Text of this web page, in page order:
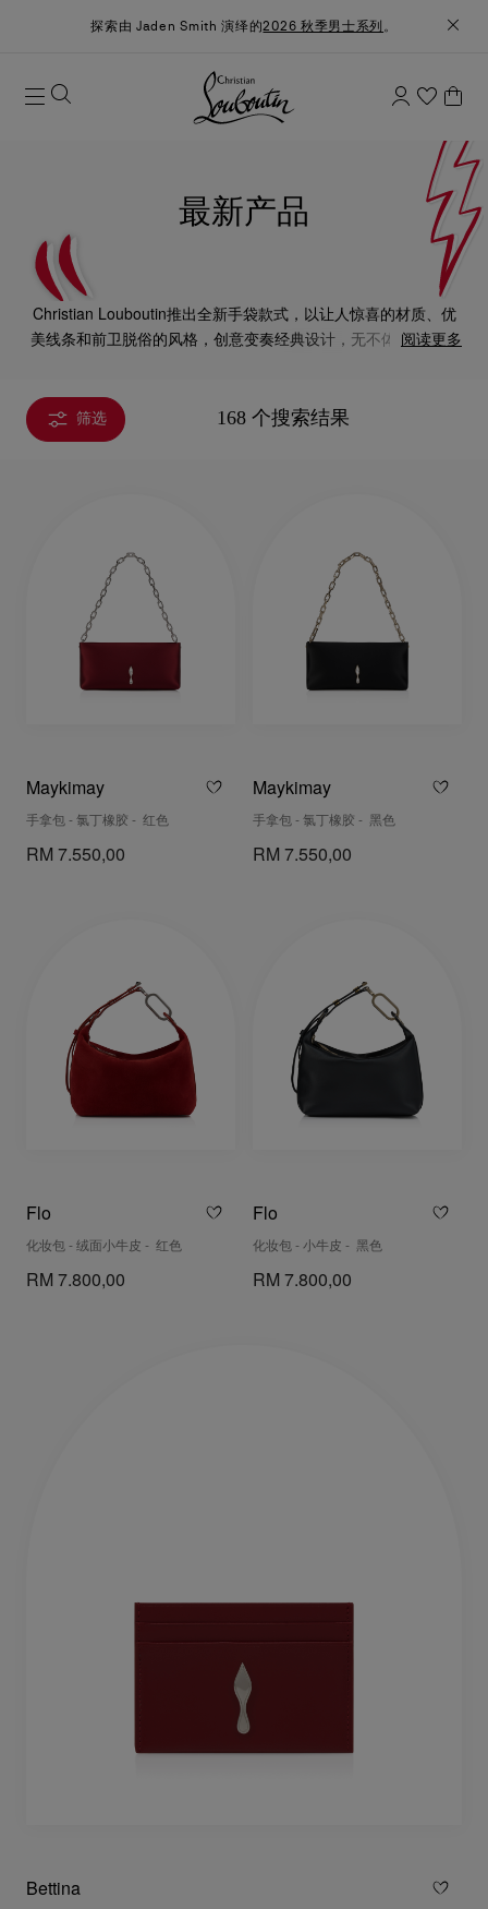
探索由 Jaden Smith 演绎的2026 秋季男士系列 。
最新产品
Christian Louboutin推出全新手袋款式，以让人惊喜的材质、优
美线条和前卫脱俗的风格，创意变奏经典设计，无不体现品牌大
阅读更多
筛选 168 个搜索结果
Maykimay
手拿包 - 氯丁橡胶 - 红色
RM 7.550,00
Maykimay
手拿包 - 氯丁橡胶 - 黑色
RM 7.550,00
Flo
化妆包 - 绒面小牛皮 - 红色
RM 7.800,00
Flo
化妆包 - 小牛皮 - 黑色
RM 7.800,00
Bettina